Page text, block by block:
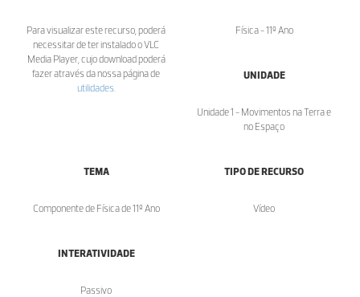
Para visualizar este recurso, poderá
necessitar de ter instalado o VLC
Media Player, cujo download poderá
fazer através da nossa página de
utilidades.
Física - 11º Ano
UNIDADE
Unidade 1 - Movimentos na Terra e
no Espaço
TEMA
Componente de Física de 11º Ano
TIPO DE RECURSO
Vídeo
INTERATIVIDADE
Passivo